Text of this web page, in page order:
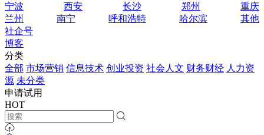
宁波
西安 长沙 郑州
重庆
兰州
南宁 呼和浩特 哈尔滨
其他
社企号
博客
分类
全部 市场营销 信息技术 创业投资 社会人文 财务财经 人力资
源 未分类
申请试用
HOT